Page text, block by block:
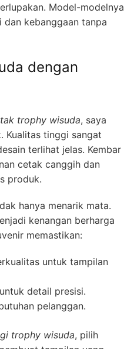
Model-modelnya
dan kebanggaan tanpa
dengan
trophy wisuda, saya
Kualitas tinggi sangat
terlihat jelas. Kembar
cetak canggih dan
produk.
hanya menarik mata.
kenangan berharga
memastikan:
untuk tampilan
detail presisi.
pelanggan.
trophy wisuda, pilih